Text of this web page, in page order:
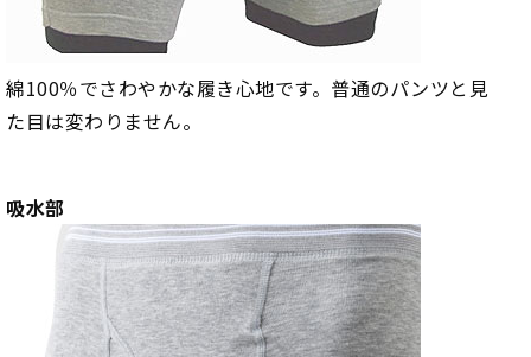
綿100％でさわやかな履き心地です。普通のパンツと見
た目は変わりません。
吸水部